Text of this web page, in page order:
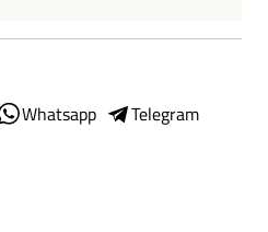
Whatsapp
Telegram